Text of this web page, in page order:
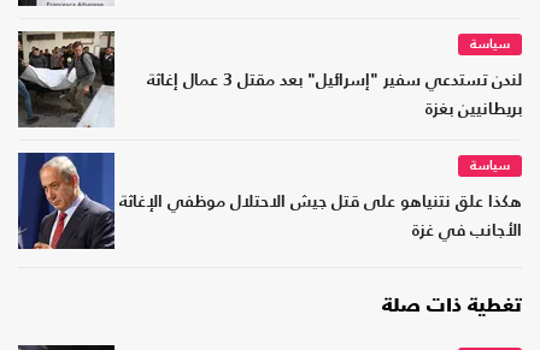
سياسة
لندن تستدعي سفير "إسرائيل" بعد مقتل 3 عمال إغاثة
بريطانيين بغزة
سياسة
هكذا علق نتنياهو على قتل جيش الاحتلال موظفي الإغاثة
الأجانب في غزة
تغطية ذات صلة